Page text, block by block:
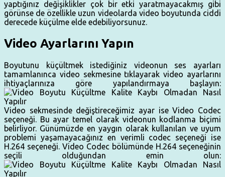
yaptığınız değişiklikler çok bir etki yaratmayacakmış gibi
görünse de özellikle uzun videolarda video boyutunda ciddi
derecede küçülme elde edebiliyorsunuz.
Video Ayarlarını Yapın
Boyutunu küçültmek istediğiniz videonun ses ayarları
tamamlanınca video sekmesine tıklayarak video ayarlarını
ihtiyaçlarınıza göre yapılandırmaya başlayın:
Video sekmesinde değiştireceğimiz ayar ise Video Codec
seçeneği. Bu ayar temel olarak videonun kodlanma biçimi
belirliyor. Günümüzde en yaygın olarak kullanılan ve uyum
problemi yaşamayacağınız en verimli codec seçeneği ise
H.264 seçeneği. Video Codec bölümünde H.264 seçeneğinin
seçili olduğundan emin olun: